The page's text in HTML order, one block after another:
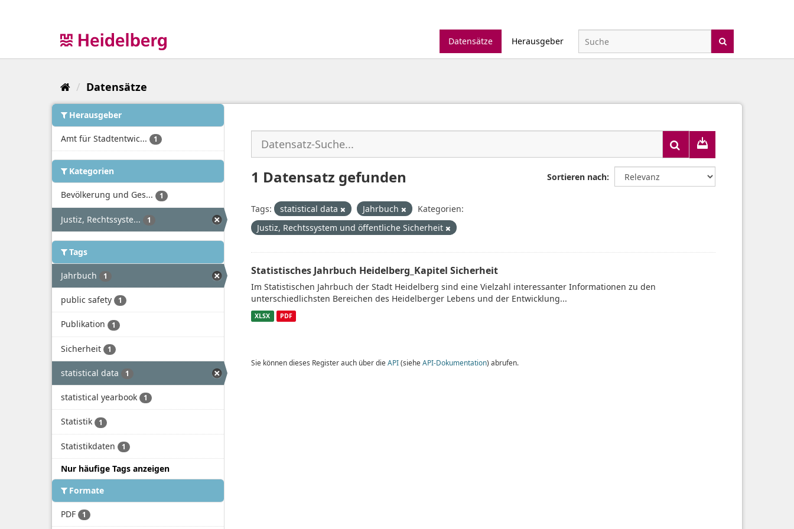
Datensätze
Herausgeber
Datensätze
Herausgeber
Amt für Stadtentwic... 1
Kategorien
Bevölkerung und Ges... 1
Justiz, Rechtssyste... 1
Tags
Jahrbuch 1
public safety 1
Publikation 1
Sicherheit 1
statistical data 1
statistical yearbook 1
Statistik 1
Statistikdaten 1
Nur häufige Tags anzeigen
Formate
PDF 1
Sortieren nach
1 Datensatz gefunden
Tags: statistical data Jahrbuch
Kategorien:
Justiz, Rechtssystem und öffentliche Sicherheit
Statistisches Jahrbuch Heidelberg_Kapitel Sicherheit
Im Statistischen Jahrbuch der Stadt Heidelberg sind eine Vielzahl interessanter Informationen zu den
unterschiedlichsten Bereichen des Heidelberger Lebens und der Entwicklung...
XLSX PDF
Sie können dieses Register auch über die API(siehe API-Dokumentation) abrufen.